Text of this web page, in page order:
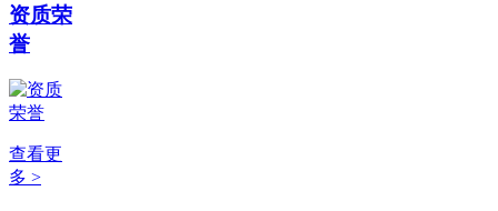
资质荣
誉
查看更
多 >